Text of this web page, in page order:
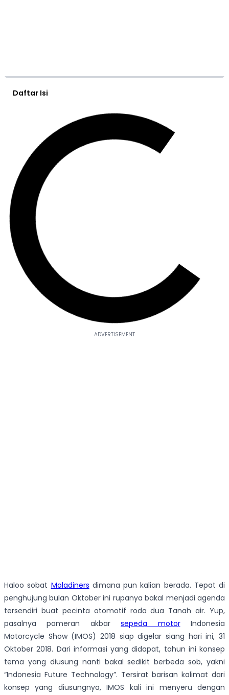
Daftar Isi
Haloo sobat Moladiners dimana pun kalian berada. Tepat di
penghujung bulan Oktober ini rupanya bakal menjadi agenda
tersendiri buat pecinta otomotif roda dua Tanah air. Yup,
pasalnya pameran akbarsepeda motorIndonesia
Motorcycle Show (IMOS) 2018 siap digelar siang hari ini, 31
Oktober 2018. Dari informasi yang didapat, tahun ini konsep
tema yang diusung nanti bakal sedikit berbeda sob, yakni
“Indonesia Future Technology”. Tersirat barisan kalimat dari
konsep yang diusungnya, IMOS kali ini menyeru dengan